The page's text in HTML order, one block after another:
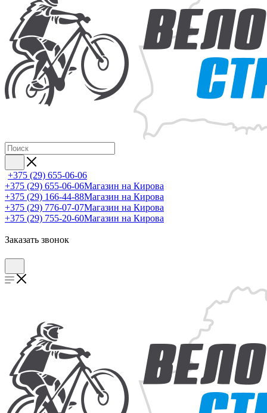
+375 (29) 655-06-06
+375 (29) 655-06-06Магазин на Кирова
+375 (29) 166-44-88Магазин на Кирова
+375 (29) 776-07-07Магазин на Кирова
+375 (29) 755-20-60Магазин на Кирова
Заказать звонок